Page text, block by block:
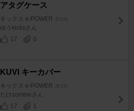
アタグケース
キックス e-POWER [P15]
ゆうkicksさん
17
0
KUVI キーカバー
キックス e-POWER [P15]
たけzombieさん
17
1